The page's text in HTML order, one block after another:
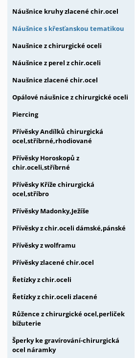
Náušnice kruhy zlacené chir.ocel
Náušnice s křesťanskou tematikou
Naušnice z chirurgické oceli
Náušnice z perel z chir.oceli
Naušnice zlacené chir.ocel
Opálové náušnice z chirurgické oceli
Piercing
Přívěsky Andílků chirurgická
ocel,stříbrné,rhodiované
Přívěsky Horoskopů z
chir.oceli,stříbrné
Přívěsky Kříže chirurgická
ocel,stříbro
Přívěsky Madonky,Ježíše
Přívěsky z chir.oceli dámské,pánské
Přívěsky z wolframu
Přívěsky zlacené chir.ocel
Řetízky z chir.oceli
Řetízky z chir.oceli zlacené
Růžence z chirurgické ocel,perliček
bižuterie
Šperky ke gravírování-chirurgická
ocel náramky